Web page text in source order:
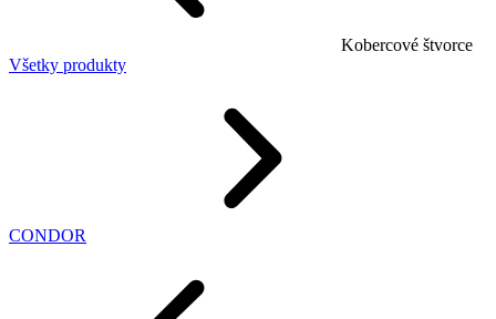
Kobercové štvorce
Všetky produkty
CONDOR